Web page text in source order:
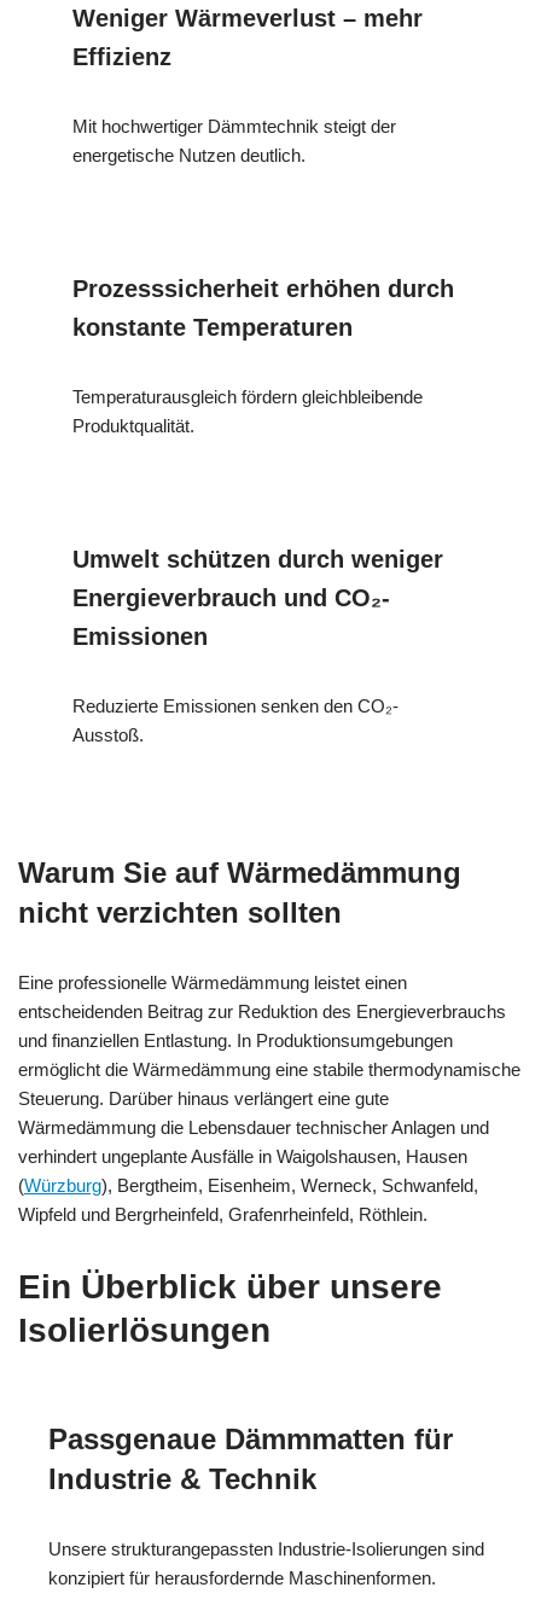
Weniger Wärmeverlust – mehr
Effizienz
Mit hochwertiger Dämmtechnik steigt der
energetische Nutzen deutlich.
Prozesssicherheit erhöhen durch
konstante Temperaturen
Temperaturausgleich fördern gleichbleibende
Produktqualität.
Umwelt schützen durch weniger
Energieverbrauch und CO₂-
Emissionen
Reduzierte Emissionen senken den CO₂-
Ausstoß.
Warum Sie auf Wärmedämmung
nicht verzichten sollten
Eine professionelle Wärmedämmung leistet einen
entscheidenden Beitrag zur Reduktion des Energieverbrauchs
und finanziellen Entlastung. In Produktionsumgebungen
ermöglicht die Wärmedämmung eine stabile thermodynamische
Steuerung. Darüber hinaus verlängert eine gute
Wärmedämmung die Lebensdauer technischer Anlagen und
verhindert ungeplante Ausfälle in Waigolshausen, Hausen
(Würzburg), Bergtheim, Eisenheim, Werneck, Schwanfeld,
Wipfeld und Bergrheinfeld, Grafenrheinfeld, Röthlein.
Ein Überblick über unsere
Isolierlösungen
Passgenaue Dämmmatten für
Industrie & Technik
Unsere strukturangepassten Industrie-Isolierungen sind
konzipiert für herausfordernde Maschinenformen.